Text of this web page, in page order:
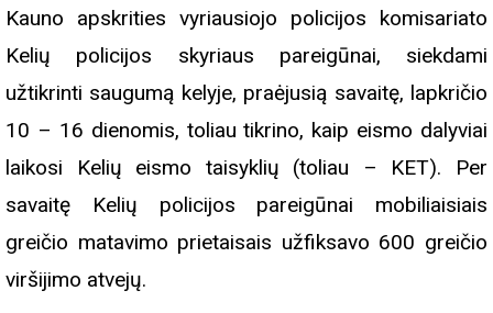
Kauno apskrities vyriausiojo policijos komisariato
Kelių policijos skyriaus pareigūnai, siekdami
užtikrinti saugumą kelyje, praėjusią savaitę, lapkričio
10 – 16 dienomis, toliau tikrino, kaip eismo dalyviai
laikosi Kelių eismo taisyklių (toliau – KET). Per
savaitę Kelių policijos pareigūnai mobiliaisiais
greičio matavimo prietaisais užfiksavo 600 greičio
viršijimo atvejų.